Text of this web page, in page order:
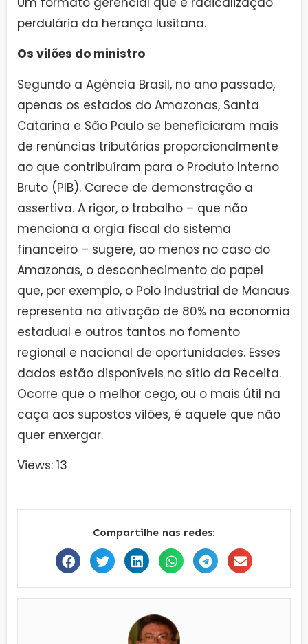
perdulária da herança lusitana.
Os vilões do ministro
Segundo a Agência Brasil, no ano passado,
apenas os estados do Amazonas, Santa
Catarina e São Paulo se beneficiaram mais
de renúncias tributárias proporcionalmente
ao que contribuíram para o Produto Interno
Bruto (PIB). Carece de demonstração a
assertiva. A rigor, o trabalho – que não
menciona a orgia fiscal do sistema
financeiro – sugere, ao menos no caso do
Amazonas, o desconhecimento do papel
que, por exemplo, o Polo Industrial de Manaus
representa na ativação de 80% na economia
estadual e outros tantos no fomento
regional e nacional de oportunidades. Esses
dados estão disponíveis no sítio da Receita.
Ocorre que o melhor cego, ou o mais útil na
caça aos supostos vilões, é aquele que não
quer enxergar.
Views: 13
Compartilhe nas redes: